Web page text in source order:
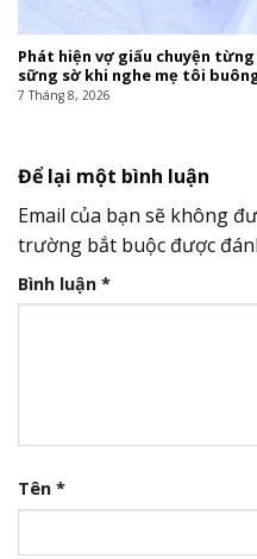
Xôn xao doanh nhân Phượng
thế hệ 7X
7 Tháng 8, 2026